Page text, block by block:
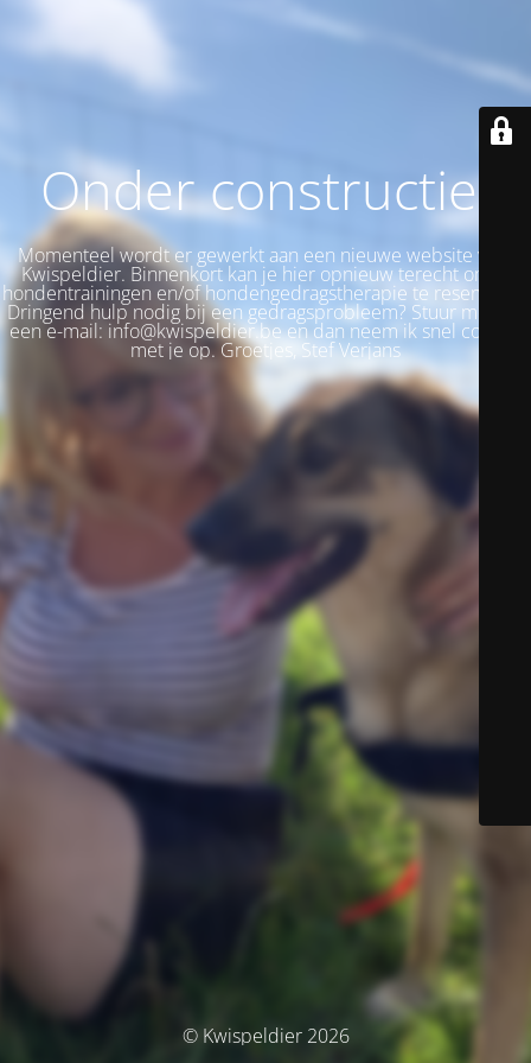
Onder constructie!
Momenteel wordt er gewerkt aan een nieuwe website voor
Kwispeldier. Binnenkort kan je hier opnieuw terecht om je
hondentrainingen en/of hondengedragstherapie te reserveren.
Dringend hulp nodig bij een gedragsprobleem? Stuur me dan
een e-mail: info@kwispeldier.be en dan neem ik snel contact
met je op. Groetjes, Stef Verjans
© Kwispeldier 2026